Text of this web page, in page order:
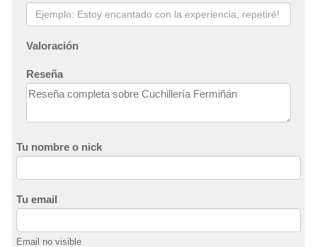
Valoración
Reseña
Tu nombre o nick
Tu email
Email no visible